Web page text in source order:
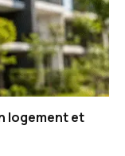
logement et